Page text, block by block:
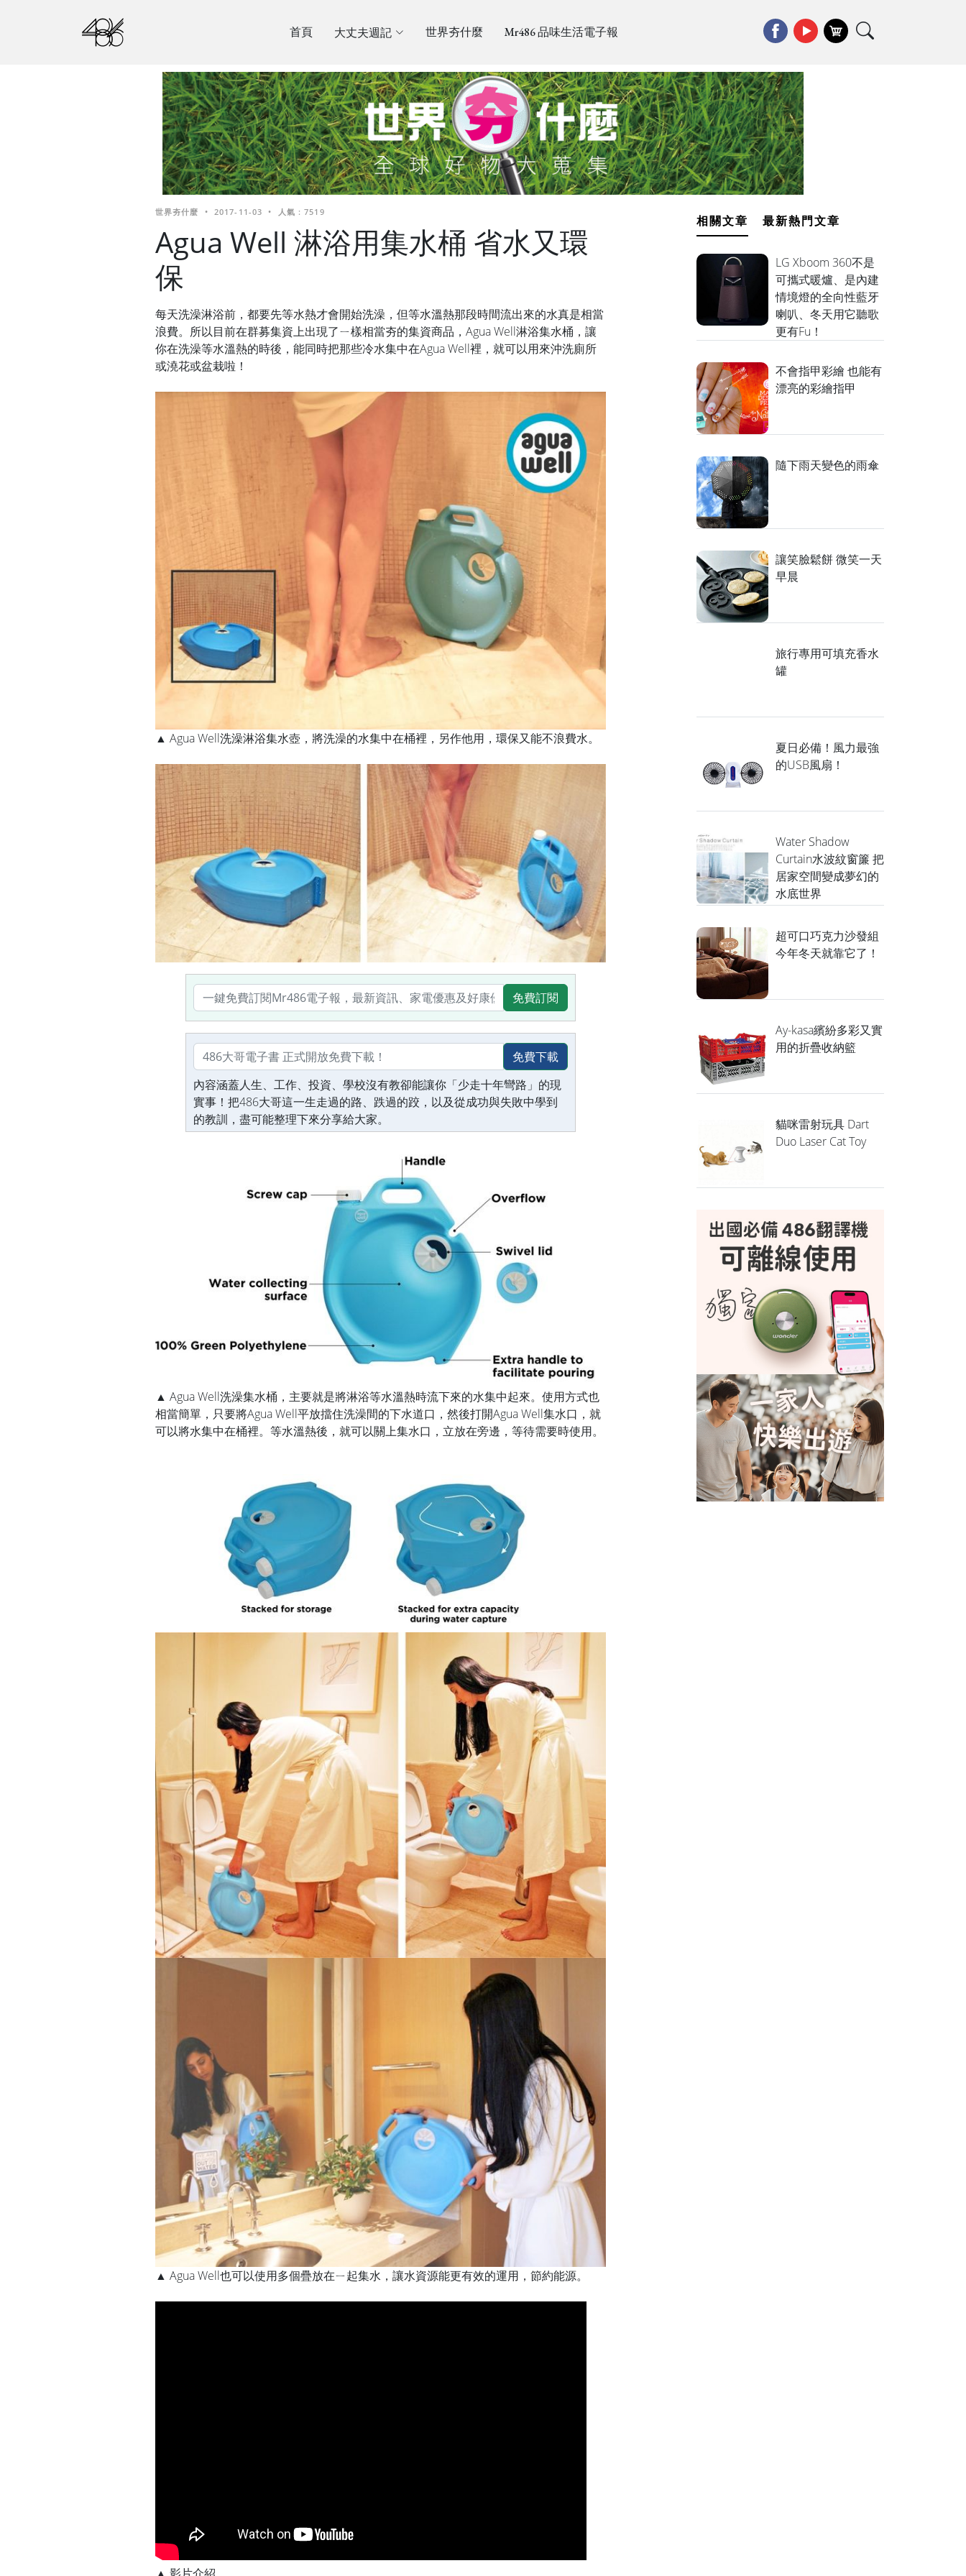
首頁 大丈夫週記 世界夯什麼 Mr486 品味生活電子報
世界夯什麼 • 2017-11-03 • 人氣 : 7519
Agua Well 淋浴用集水桶 省水又環
保
每天洗澡淋浴前，都要先等水熱才會開始洗澡，但等水溫熱那段時間流出來的水真是相當
浪費。所以目前在群募集資上出現了ㄧ樣相當夯的集資商品，Agua Well淋浴集水桶，讓
你在洗澡等水溫熱的時後，能同時把那些冷水集中在Agua Well裡，就可以用來沖洗廁所
或澆花或盆栽啦！
▲ Agua Well洗澡淋浴集水壺，將洗澡的水集中在桶裡，另作他用，環保又能不浪費水。
免費訂閱
免費下載
內容涵蓋人生、工作、投資、學校沒有教卻能讓你「少走十年彎路」的現
實事！把486大哥這一生走過的路、跌過的跤，以及從成功與失敗中學到
的教訓，盡可能整理下來分享給大家。
▲ Agua Well洗澡集水桶，主要就是將淋浴等水溫熱時流下來的水集中起來。使用方式也
相當簡單，只要將Agua Well平放擋住洗澡間的下水道口，然後打開Agua Well集水口，就
可以將水集中在桶裡。等水溫熱後，就可以關上集水口，立放在旁邊，等待需要時使用。
▲ Agua Well也可以使用多個疊放在ㄧ起集水，讓水資源能更有效的運用，節約能源。
相關文章 最新熱門文章
LG Xboom 360不是
可攜式暖爐、是內建
情境燈的全向性藍牙
喇叭、冬天用它聽歌
更有Fu！
不會指甲彩繪 也能有
漂亮的彩繪指甲
隨下雨天變色的雨傘
讓笑臉鬆餅 微笑一天
早晨
旅行專用可填充香水
罐
夏日必備！風力最強
的USB風扇！
Water Shadow
Curtain水波紋窗簾 把
居家空間變成夢幻的
水底世界
超可口巧克力沙發組
今年冬天就靠它了！
Ay-kasa繽紛多彩又實
用的折疊收納籃
貓咪雷射玩具 Dart
Duo Laser Cat Toy